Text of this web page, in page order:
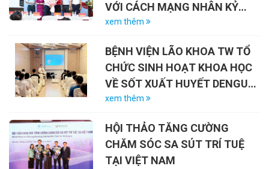
VỚI CÁCH MẠNG NHÂN KỶ
NIỆM 79 NĂM NGÀY THƯƠNG
27/7/2026)
xem thêm
BỆNH VIỆN LÃO KHOA TW TỔ
CHỨC SINH HOẠT KHOA HỌC
VỀ SỐT XUẤT HUYẾT DENGUE
VÀ VAI TRÒ CỦA VẮC-XIN
xem thêm
HỘI THẢO TĂNG CƯỜNG
CHĂM SÓC SA SÚT TRÍ TUỆ
TẠI VIỆT NAM